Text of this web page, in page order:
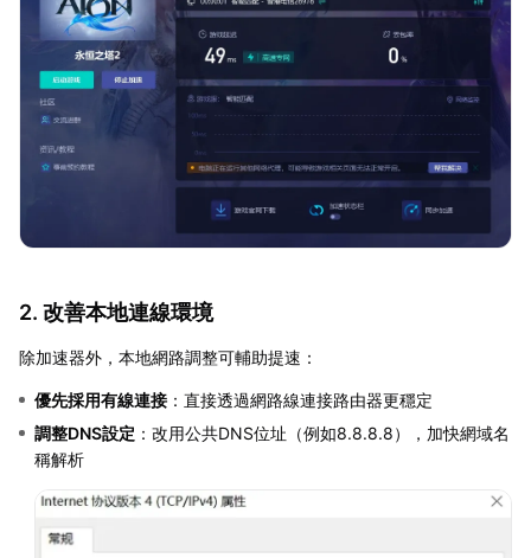
2. 改善本地連線環境
除加速器外，本地網路調整可輔助提速：
優先採用有線連接 ：直接透過網路線連接路由器更穩定
調整DNS設定 ：改用公共DNS位址（例如8.8.8.8），加快網域名
稱解析